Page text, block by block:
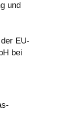
und
EU-
bei
-